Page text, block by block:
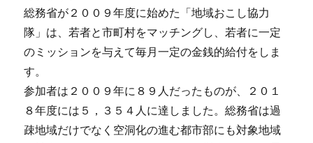
総務省が２００９年度に始めた「地域おこし協力
隊」は、若者と市町村をマッチングし、若者に一定
のミッションを与えて毎月一定の金銭的給付をしま
す。
参加者は２００９年に８９人だったものが、２０１
８年度には５，３５４人に達しました。総務省は過
疎地域だけでなく空洞化の進む都市部にも対象地域